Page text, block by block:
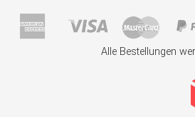
Alle Bestellungen